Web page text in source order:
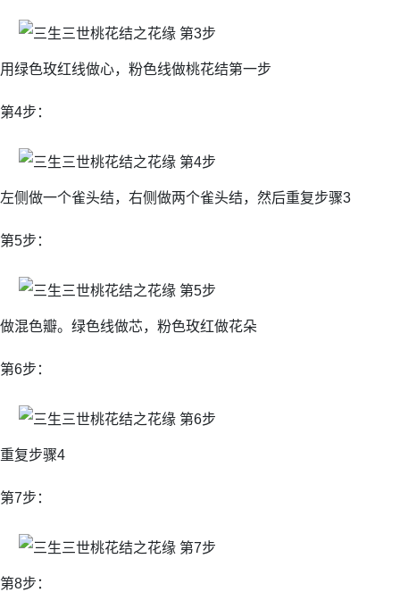
用绿色玫红线做心，粉色线做桃花结第一步
第4步：
左侧做一个雀头结，右侧做两个雀头结，然后重复步骤3
第5步：
做混色瓣。绿色线做芯，粉色玫红做花朵
第6步：
重复步骤4
第7步：
第8步：